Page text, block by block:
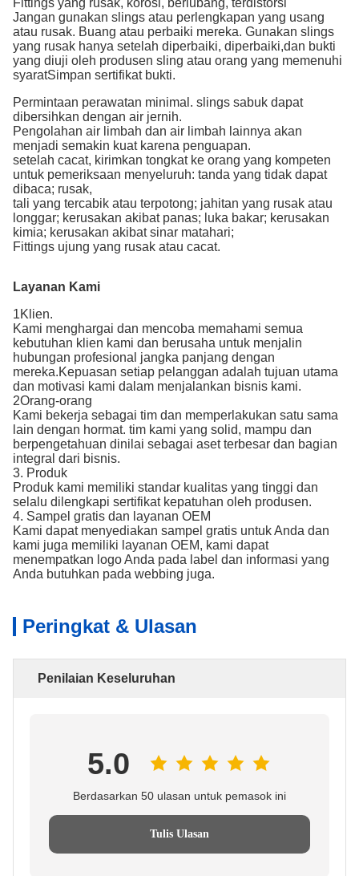
Fittings yang rusak, korosi, berlubang, terdistorsi
Jangan gunakan slings atau perlengkapan yang usang
atau rusak. Buang atau perbaiki mereka. Gunakan slings
yang rusak hanya setelah diperbaiki, diperbaiki,dan bukti
yang diuji oleh produsen sling atau orang yang memenuhi
syaratSimpan sertifikat bukti.
Permintaan perawatan minimal. slings sabuk dapat
dibersihkan dengan air jernih.
Pengolahan air limbah dan air limbah lainnya akan
menjadi semakin kuat karena penguapan.
setelah cacat, kirimkan tongkat ke orang yang kompeten
untuk pemeriksaan menyeluruh: tanda yang tidak dapat
dibaca; rusak,
tali yang tercabik atau terpotong; jahitan yang rusak atau
longgar; kerusakan akibat panas; luka bakar; kerusakan
kimia; kerusakan akibat sinar matahari;
Fittings ujung yang rusak atau cacat.
Layanan Kami
1Klien.
Kami menghargai dan mencoba memahami semua
kebutuhan klien kami dan berusaha untuk menjalin
hubungan profesional jangka panjang dengan
mereka.Kepuasan setiap pelanggan adalah tujuan utama
dan motivasi kami dalam menjalankan bisnis kami.
2Orang-orang
Kami bekerja sebagai tim dan memperlakukan satu sama
lain dengan hormat. tim kami yang solid, mampu dan
berpengetahuan dinilai sebagai aset terbesar dan bagian
integral dari bisnis.
3. Produk
Produk kami memiliki standar kualitas yang tinggi dan
selalu dilengkapi sertifikat kepatuhan oleh produsen.
4. Sampel gratis dan layanan OEM
Kami dapat menyediakan sampel gratis untuk Anda dan
kami juga memiliki layanan OEM, kami dapat
menempatkan logo Anda pada label dan informasi yang
Anda butuhkan pada webbing juga.
Peringkat & Ulasan
Penilaian Keseluruhan
5.0
Berdasarkan 50 ulasan untuk pemasok ini
Tulis Ulasan